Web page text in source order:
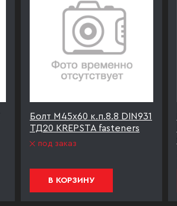
Болт М45х60 к.п.8.8 DIN931
ТД20 KREPSTA fasteners
под заказ
В КОРЗИНУ